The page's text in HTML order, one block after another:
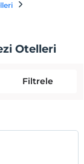
Otelleri
Filtrele